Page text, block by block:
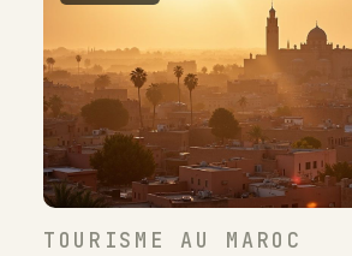
TOURISME AU MAROC